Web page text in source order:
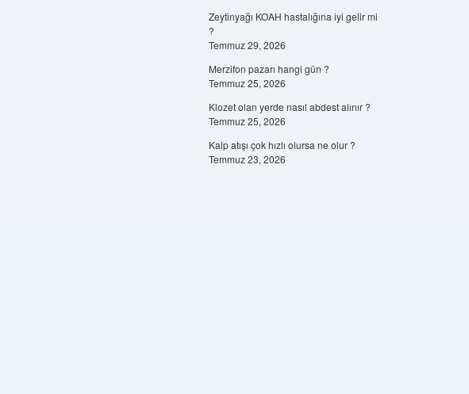
Zeytinyağı KOAH hastalığına iyi gelir mi
?
Temmuz 29, 2026
Merzifon pazarı hangi gün ?
Temmuz 25, 2026
Klozet olan yerde nasıl abdest alınır ?
Temmuz 25, 2026
Kalp atışı çok hızlı olursa ne olur ?
Temmuz 23, 2026